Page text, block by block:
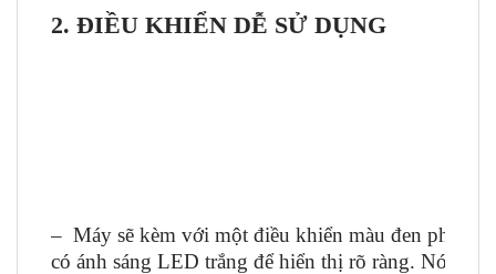
2. ĐIỀU KHIỂN DỄ SỬ DỤNG
– Máy sẽ kèm với một điều khiển màu đen phong
có ánh sáng LED trắng để hiển thị rõ ràng. Nó đi